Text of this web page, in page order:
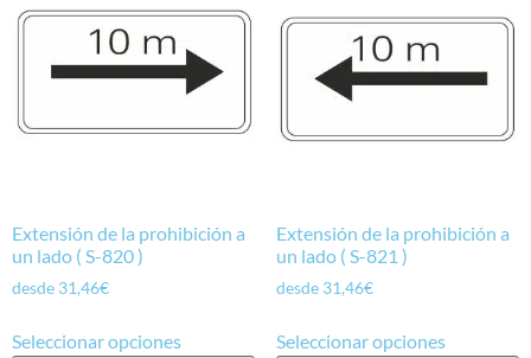
Extensión de la prohibición a
un lado ( S-820 )
desde 31,46€
Seleccionar opciones
Extensión de la prohibición a
un lado ( S-821 )
desde 31,46€
Seleccionar opciones